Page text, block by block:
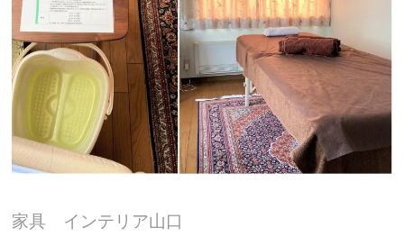
家具 インテリア山口